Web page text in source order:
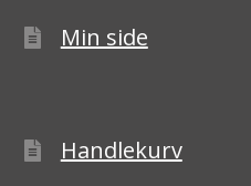
Min side
Handlekurv